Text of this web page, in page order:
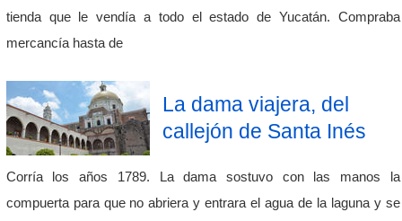
tienda que le vendía a todo el estado de Yucatán. Compraba
mercancía hasta de
La dama viajera, del
callejón de Santa Inés
Corría los años 1789. La dama sostuvo con las manos la
compuerta para que no abriera y entrara el agua de la laguna y se